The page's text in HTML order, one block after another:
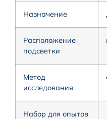
Назначение
Расположение
подсветки
Метод
исследования
Набор для опытов